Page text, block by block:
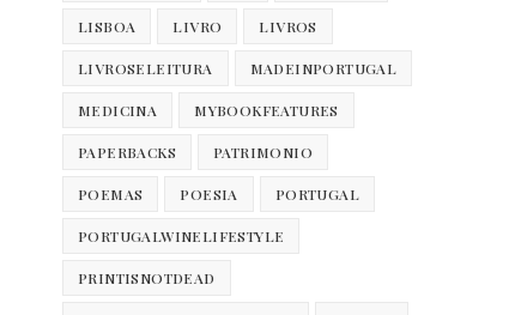
LISBOA LIVRO LIVROS
LIVROSELEITURA MADEINPORTUGAL
MEDICINA MYBOOKFEATURES
PAPERBACKS PATRIMONIO
POEMAS POESIA PORTUGAL
PORTUGALWINELIFESTYLE
PRINTISNOTDEAD